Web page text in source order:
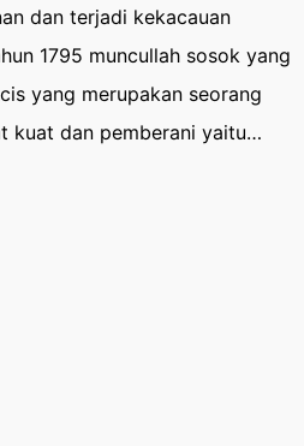
dan terjadi kekacauan
1795 muncullah sosok yang
yang merupakan seorang
kuat dan pemberani yaitu…